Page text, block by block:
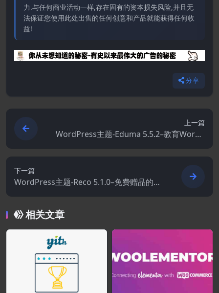
力.与任何商业活动一样,存在固有的资本损失风险,并且无
法保证您使用此处出售的任何创意和产品就能获得任何收
益!
分享
上一篇
WordPress主题-Eduma 5.5.2–教育WordP
ress主题
下一篇
WordPress主题-Reco 5.1.0–免费赠品的最
小轻量级AMP主题
相关文章